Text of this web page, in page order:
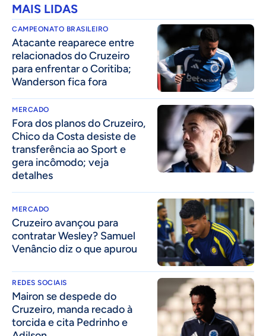
MAIS LIDAS
CAMPEONATO BRASILEIRO
Atacante reaparece entre
relacionados do Cruzeiro
para enfrentar o Coritiba;
Wanderson fica fora
MERCADO
Fora dos planos do Cruzeiro,
Chico da Costa desiste de
transferência ao Sport e
gera incômodo; veja
detalhes
MERCADO
Cruzeiro avançou para
contratar Wesley? Samuel
Venâncio diz o que apurou
REDES SOCIAIS
Mairon se despede do
Cruzeiro, manda recado à
torcida e cita Pedrinho e